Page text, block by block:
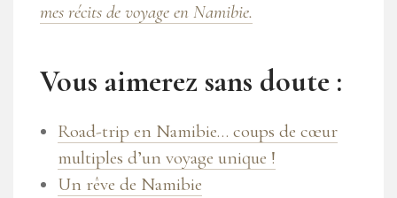
mes récits de voyage en Namibie.
Vous aimerez sans doute :
Road-trip en Namibie… coups de cœur
multiples d’un voyage unique !
Un rêve de Namibie